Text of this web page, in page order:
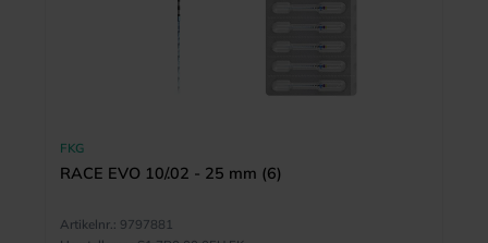
FKG
RACE EVO 10/.02 - 25 mm (6)
Artikelnr.: 9797881